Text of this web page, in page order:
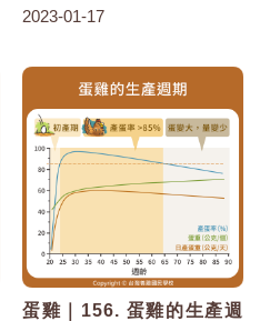
2023-01-17
蛋雞｜156. 蛋雞的生產週